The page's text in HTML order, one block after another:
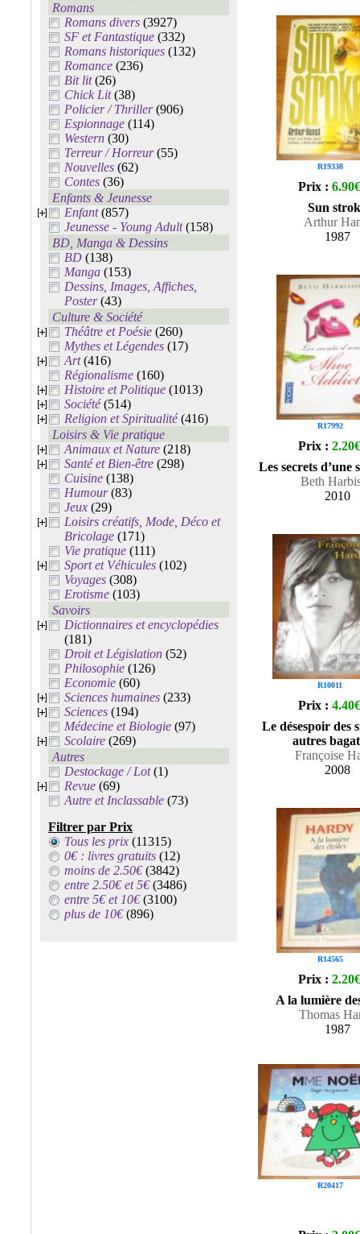
Romans
Romans divers (3927)
SF et Fantastique (332)
Romans historiques (132)
Romance (236)
Bit lit(26)
Chick Lit(38)
Policier / Thriller(906)
Espionnage (114)
Western (30)
Terreur / Horreur(55)
Nouvelles (62)
Contes (36)
Enfants & Jeunesse
Enfant(857)
Jeunesse - Young Adult(158)
BD, Manga & Dessins
BD (138)
Manga (153)
Dessins, Images, Affiches,
Poster(43)
Culture & Société
Théâtre et Poésie (260)
Mythes et Légendes (17)
Art(416)
Régionalisme (160)
Histoire et Politique (1013)
Société(514)
Religion et Spiritualité(416)
Loisirs & Vie pratique
Animaux et Nature (218)
Santé et Bien-être (298)
Cuisine (138)
Humour(83)
Jeux (29)
Loisirs créatifs, Mode, Déco et
Bricolage (171)
Vie pratique (111)
Sport et Véhicules (102)
Voyages (308)
Erotisme (103)
Savoirs
Dictionnaires et encyclopédies
(181)
Droit et Législation (52)
Philosophie (126)
Economie (60)
Sciences humaines (233)
Sciences (194)
Médecine et Biologie (97)
Scolaire (269)
Autres
Destockage / Lot(1)
Revue (69)
Autre et Inclassable (73)
Filtrer par Prix
Tous les prix (11315)
0€ : livres gratuits (12)
moins de 2.50€(3842)
entre 2.50€ et 5€(3486)
entre 5€ et 10€(3100)
plus de 10€(896)
R19338
Prix : 6.90€
Sun
Arthur
1987
R17992
Prix : 2.20€
Les secrets d’une
Beth
2010
R10011
Prix : 4.40€
Le désespoir des
autres
Françoise
2008
R14565
Prix : 2.20€
A la lumière
Thomas
1987
R20417